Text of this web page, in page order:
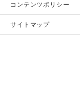
コンテンツポリシー
サイトマップ